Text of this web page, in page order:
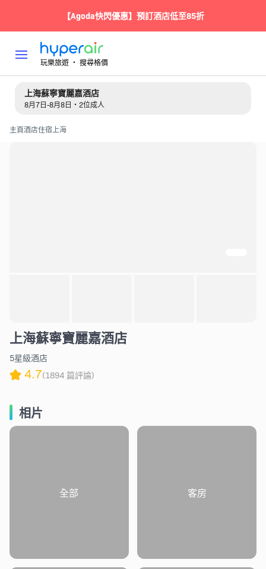
【Agoda快閃優惠】預訂酒店低至85折
玩樂旅遊 ‧ 搜尋格價
上海蘇寧寶麗嘉酒店
8月7日-8月8日・2位成人
主頁酒店住宿上海
上海蘇寧寶麗嘉酒店
5星級酒店
4.7(1894 篇評論)
相片
全部 客房